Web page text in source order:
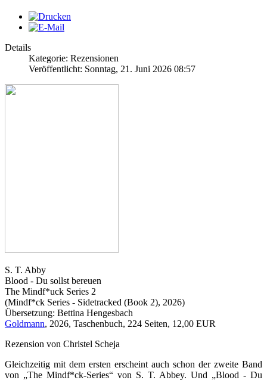
Details
Kategorie: Rezensionen
Veröffentlicht: Sonntag, 21. Juni 2026 08:57
S. T. Abby
Blood - Du sollst bereuen
The Mindf*uck Series 2
(Mindf*ck Series - Sidetracked (Book 2), 2026)
Übersetzung: Bettina Hengesbach
Goldmann, 2026, Taschenbuch, 224 Seiten, 12,00 EUR
Rezension von Christel Scheja
Gleichzeitig mit dem ersten erscheint auch schon der zweite Band
von „The Mindf*ck-Series“ von S. T. Abbey. Und „Blood - Du